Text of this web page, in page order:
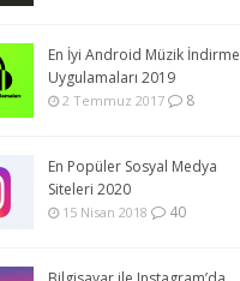
En İyi Android Müzik İndirme
Uygulamaları 2019
2 Temmuz 2017 8
En Popüler Sosyal Medya
Siteleri 2020
15 Nisan 2018 40